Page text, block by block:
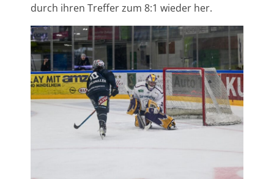
durch ihren Treffer zum 8:1 wieder her.